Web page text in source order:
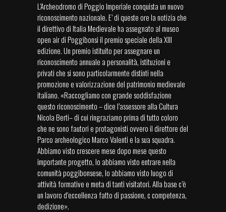
L’Archeodromo di Poggio Imperiale conquista un nuovo
riconoscimento nazionale. E’ di queste ore la notizia che
il direttivo di Italia Medievale ha assegnato al museo
open air di Poggibonsi il premio speciale della XIII
edizione. Un premio istituito per assegnare un
riconoscimento annuale a personalità, istituzioni e
privati che si sono particolarmente distinti nella
promozione e valorizzazione del patrimonio medievale
italiano. «Raccogliamo con grande soddisfazione
questo riconoscimento – dice l’assessore alla Cultura
Nicola Berti– di cui ringraziamo prima di tutto coloro
che ne sono fautori e protagonisti ovvero il direttore del
Parco archeologico Marco Valenti e la sua squadra.
Abbiamo visto crescere mese dopo mese questo
importante progetto, lo abbiamo visto entrare nella
comunità poggibonsese, lo abbiamo visto luogo di
attività formative e meta di tanti visitatori. Alla base c’è
un lavoro d’eccellenza fatto di passione, c competenza,
dedizione».